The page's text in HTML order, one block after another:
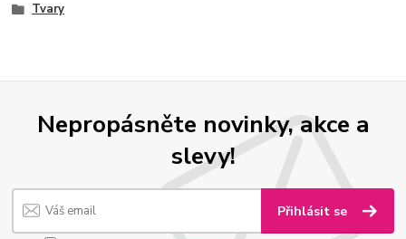
Tvary
Nepropásněte novinky, akce a
slevy!
Přihlásit se